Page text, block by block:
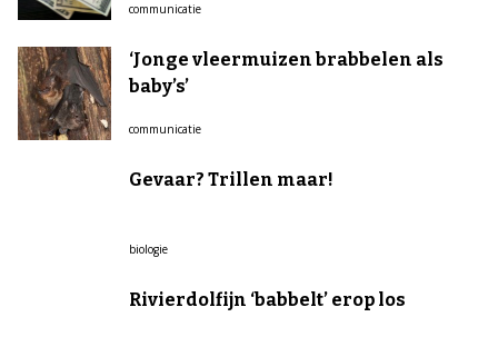
communicatie
‘Jonge vleermuizen brabbelen als
baby’s’
communicatie
Gevaar? Trillen maar!
biologie
Rivierdolfijn ‘babbelt’ erop los